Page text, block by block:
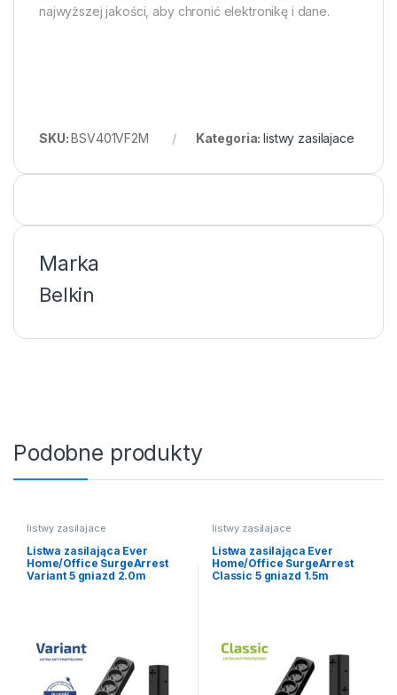
najwyższej jakości, aby chronić elektronikę i dane.
SKU:BSV401VF2M Kategoria:listwy zasilajace
Marka
Belkin
Podobne produkty
listwy zasilajace
Listwa zasilająca Ever
Home/Office SurgeArrest
Variant 5 gniazd 2.0m
listwy zasilajace
Listwa zasilająca Ever
Home/Office SurgeArrest
Classic 5 gniazd 1.5m